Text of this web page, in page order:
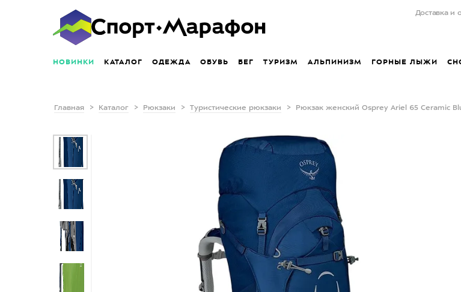
Доставка и
НОВИНКИ КАТАЛОГ ОДЕЖДА ОБУВЬ БЕГ ТУРИЗМ АЛЬПИНИЗМ ГОРНЫЕ ЛЫЖИ
Главная Каталог Рюкзаки Туристические рюкзаки Рюкзак женский Osprey Ariel 65 Ceramic